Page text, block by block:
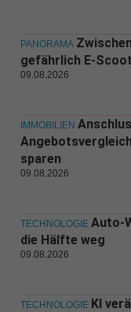
PANORAMA
gefährlich E-
09.08.2026
IMMOBILIEN
sparen
09.08.2026
TECHNOLOGIE Auto-
die Hälfte weg
09.08.2026
TECHNOLOGIE KI